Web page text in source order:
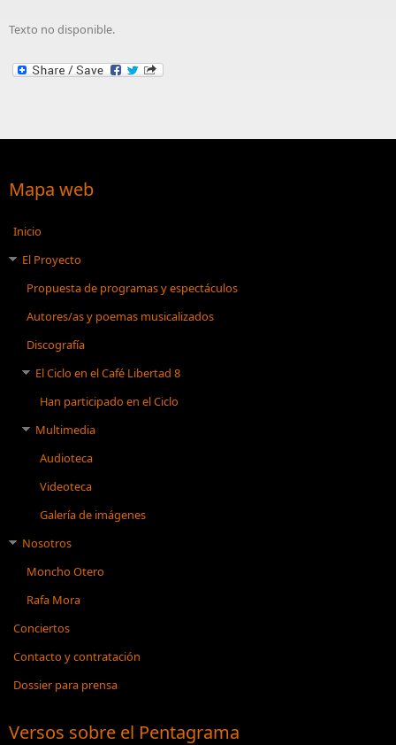
Texto no disponible.
Mapa web
Inicio
El Proyecto
Propuesta de programas y espectáculos
Autores/as y poemas musicalizados
Discografía
El Ciclo en el Café Libertad 8
Han participado en el Ciclo
Multimedia
Audioteca
Videoteca
Galería de imágenes
Nosotros
Moncho Otero
Rafa Mora
Conciertos
Contacto y contratación
Dossier para prensa
Versos sobre el Pentagrama